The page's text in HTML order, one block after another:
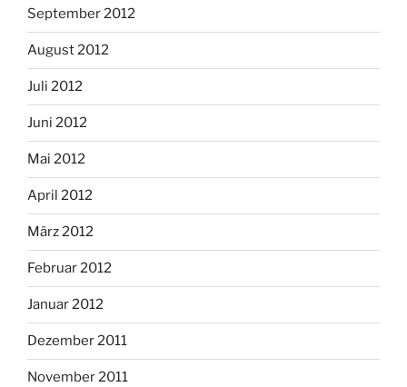
September 2012
August 2012
Juli 2012
Juni 2012
Mai 2012
April 2012
März 2012
Februar 2012
Januar 2012
Dezember 2011
November 2011